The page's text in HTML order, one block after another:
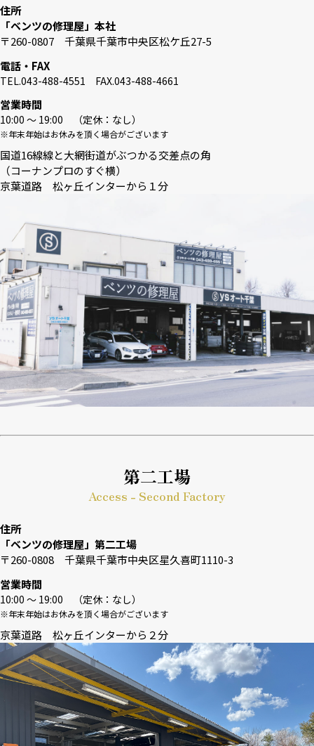
住所
「ベンツの修理屋」本社
〒260-0807 千葉県千葉市中央区松ケ丘27-5
電話・FAX
TEL.043-488-4551 FAX.043-488-4661
営業時間
10:00 〜 19:00 （定休：なし）
※年末年始はお休みを頂く場合がございます
国道16線線と大網街道がぶつかる交差点の角
（コーナンプロのすぐ横）
京葉道路 松ヶ丘インターから１分
第二工場
Access - Second Factory
住所
「ベンツの修理屋」第二工場
〒260-0808 千葉県千葉市中央区星久喜町1110-3
営業時間
10:00 〜 19:00 （定休：なし）
※年末年始はお休みを頂く場合がございます
京葉道路 松ヶ丘インターから２分